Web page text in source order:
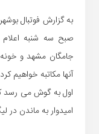
به گزارش فوتبال
صبح سه شنبه اعلام
جامگان مشهد و
آنها مکاتبه خواهیم
اول به گوش می رسد
امیدوار به ماندن